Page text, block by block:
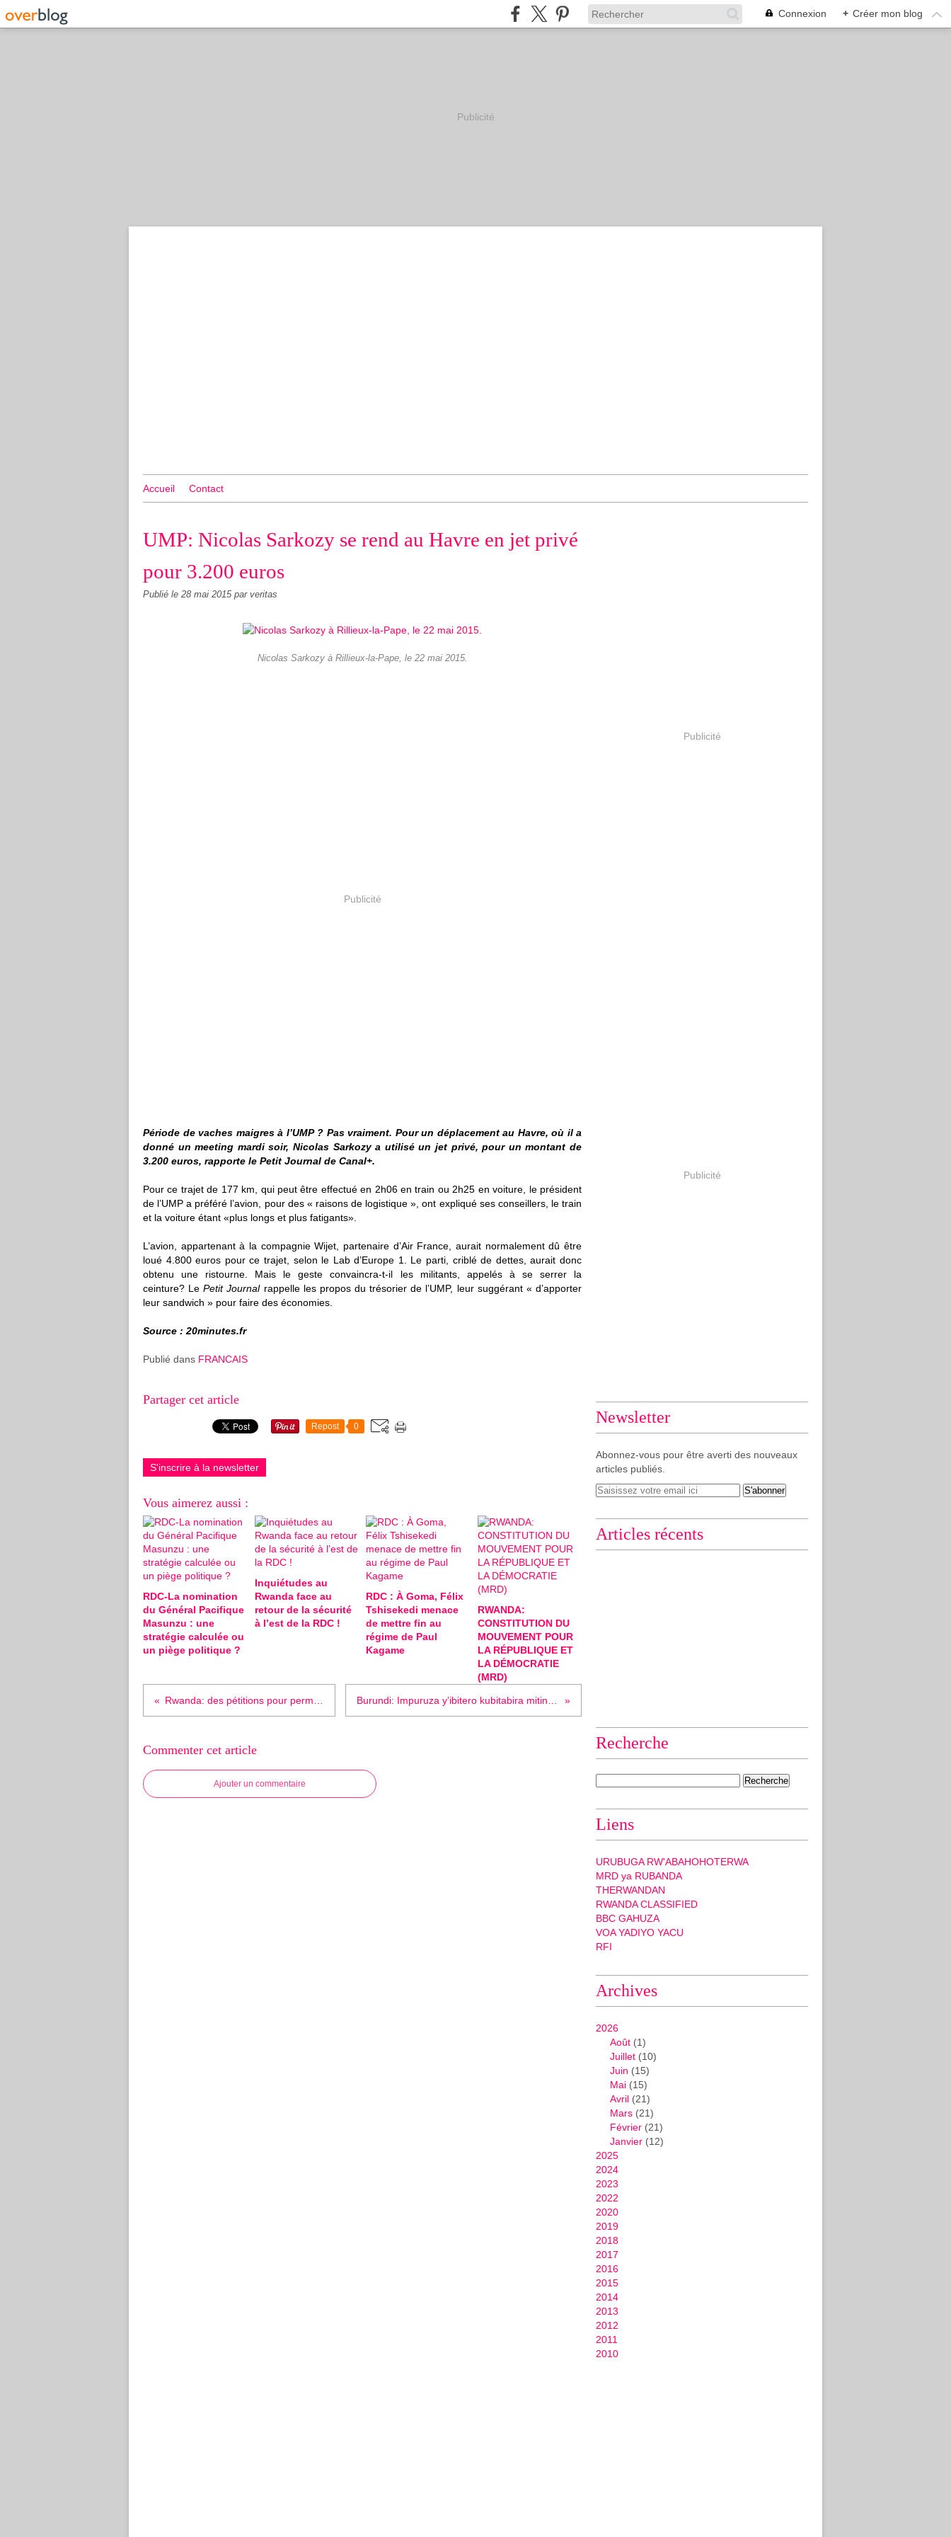
Connexion + Créer mon blog
Publicité
Accueil Contact
UMP: Nicolas Sarkozy se rend au Havre en jet privé
pour 3.200 euros
Publié le 28 mai 2015 par veritas
Nicolas Sarkozy à Rillieux-la-Pape, le 22 mai 2015.
Publicité
Période de vaches maigres à l’UMP ? Pas vraiment. Pour un déplacement au Havre, où il a
donné un meeting mardi soir, Nicolas Sarkozy a utilisé un jet privé, pour un montant de
3.200 euros, rapporte le Petit Journal de Canal+.
Pour ce trajet de 177 km, qui peut être effectué en 2h06 en train ou 2h25 en voiture, le président
de l’UMP a préféré l’avion, pour des « raisons de logistique », ont expliqué ses conseillers, le train
et la voiture étant «plus longs et plus fatigants».
L’avion, appartenant à la compagnie Wijet, partenaire d’Air France, aurait normalement dû être
loué 4.800 euros pour ce trajet, selon le Lab d’Europe 1 . Le parti, criblé de dettes, aurait donc
obtenu une ristourne. Mais le geste convaincra-t-il les militants, appelés à se serrer la
ceinture? LePetit Journalrappelle les propos du trésorier de l’UMP, leur suggérant « d’apporter
leur sandwich » pour faire des économies.
Source : 20minutes.fr
Publié dans FRANCAIS
Partager cet article
Repost 0
S'inscrire à la newsletter
Vous aimerez aussi :
RDC-La nomination
du Général Pacifique
Masunzu : une
stratégie calculée ou
un piège politique ?
Inquiétudes au
Rwanda face au
retour de la sécurité
à l’est de la RDC !
RDC : À Goma, Félix
Tshisekedi menace
de mettre fin au
régime de Paul
Kagame
RWANDA:
CONSTITUTION DU
MOUVEMENT POUR
LA RÉPUBLIQUE ET
LA DÉMOCRATIE
(MRD)
Commenter cet article
Ajouter un commentaire
Publicité
Publicité
Newsletter
Abonnez-vous pour être averti des nouveaux
articles publiés.
Articles récents
Recherche
Liens
URUBUGA RW'ABAHOHOTERWA
MRD ya RUBANDA
THERWANDAN
RWANDA CLASSIFIED
BBC GAHUZA
VOA YADIYO YACU
RFI
Archives
2026
Août (1)
Juillet (10)
Juin (15)
Mai (15)
Avril (21)
Mars (21)
Février (21)
Janvier (12)
2025
2024
2023
2022
2020
2019
2018
2017
2016
2015
2014
2013
2012
2011
2010